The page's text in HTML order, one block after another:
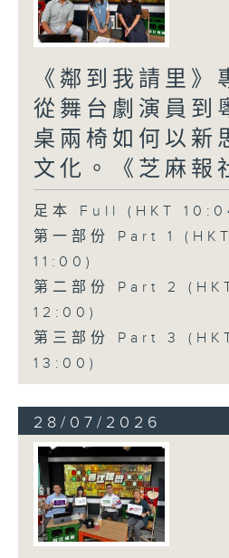
《鄰到我請里》
從舞台劇演員到
桌兩椅如何以新
文化。《芝麻報
足本 Full (HKT
第一部份 Part 1
11:00)
第二部份 Part 2
12:00)
第三部份 Part 3
13:00)
28/07/2026